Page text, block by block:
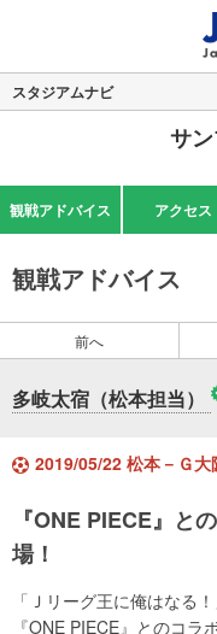
スタジアムナビ
サ
観戦アドバイス アクセス
観戦アドバイス
前へ
多岐太宿（松本担当）
2019/05/22 松本－Ｇ大
『ONE PIECE』と
場！
「Ｊリーグ王に俺はなる
『ONE PIECE』とのコ